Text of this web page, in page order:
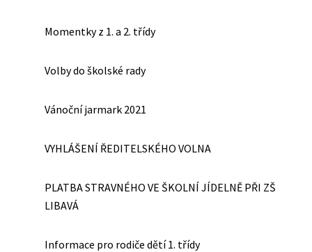
Momentky z 1. a 2. třídy
Volby do školské rady
Vánoční jarmark 2021
VYHLÁŠENÍ ŘEDITELSKÉHO VOLNA
PLATBA STRAVNÉHO VE ŠKOLNÍ JÍDELNĚ PŘI ZŠ
LIBAVÁ
Informace pro rodiče dětí 1. třídy